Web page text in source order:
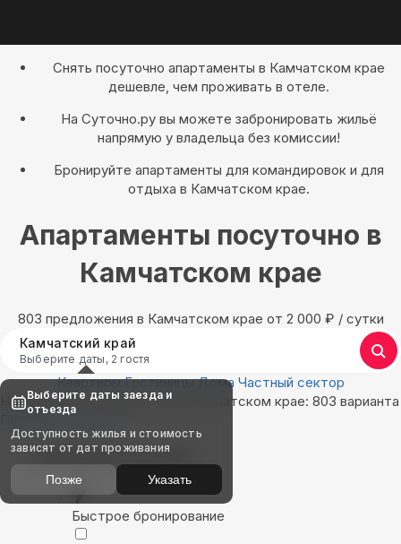
Снять посуточно апартаменты в Камчатском крае
дешевле, чем проживать в отеле.
На Суточно.ру вы можете забронировать жильё
напрямую у владельца без комиссии!
Бронируйте апартаменты для командировок и для
отдыха в Камчатском крае.
Апартаменты посуточно в
Камчатском крае
803 предложения в Камчатском крае oт 2 000 ₽ / сутки
Камчатский край
Выберите даты, 2 гостя
Квартиры Гостиницы Дома Частный сектор
Найдём, где остановиться в Камчатском крае: 803 варианта
Показать на карте
Выбирайте лучшее
Быстрое бронирование
Выберите даты заезда и
отъезда
Доступность жилья и стоимость
зависят от дат проживания
Позже Указать